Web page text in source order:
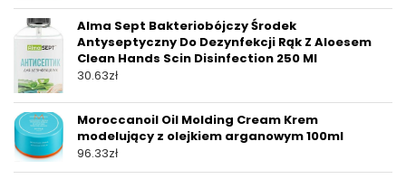
Alma Sept Bakteriobójczy Środek
Antyseptyczny Do Dezynfekcji Rąk Z Aloesem
Clean Hands Scin Disinfection 250 Ml
30.63zł
Moroccanoil Oil Molding Cream Krem
modelujący z olejkiem arganowym 100ml
96.33zł